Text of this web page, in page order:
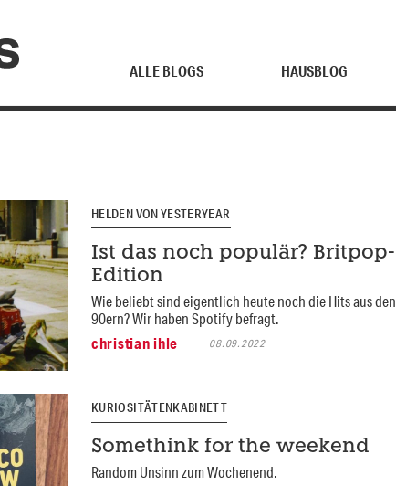
ALLE BLOGS HAUSBLOG
HELDEN VON YESTERYEAR
Ist das noch populär? Britpop-
Edition
Wie beliebt sind eigentlich heute noch die Hits aus den
90ern? Wir haben Spotify befragt.
christian ihle
08.09.2022
KURIOSITÄTENKABINETT
Somethink for the weekend
Random Unsinn zum Wochenend.